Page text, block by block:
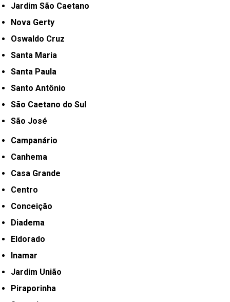
Jardim São Caetano
Nova Gerty
Oswaldo Cruz
Santa Maria
Santa Paula
Santo Antônio
São Caetano do Sul
São José
Campanário
Canhema
Casa Grande
Centro
Conceição
Diadema
Eldorado
Inamar
Jardim União
Piraporinha